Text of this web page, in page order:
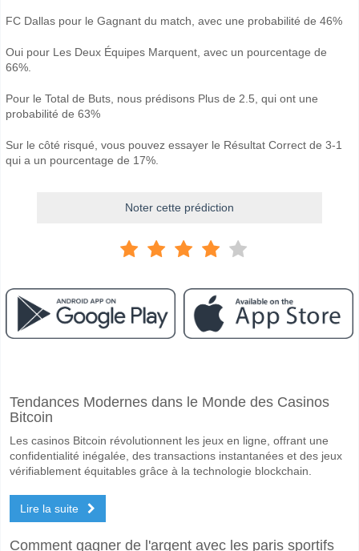
FC Dallas pour le Gagnant du match, avec une probabilité de 46%
Oui pour Les Deux Équipes Marquent, avec un pourcentage de
66%.
Pour le Total de Buts, nous prédisons Plus de 2.5, qui ont une
probabilité de 63%
Sur le côté risqué, vous pouvez essayer le Résultat Correct de 3-1
qui a un pourcentage de 17%.
Noter cette prédiction
Le match entre FC Dallas v Real Salt Lake 10 May 2026 01:30.
FC Dallas pour le Gagnant du match, avec une probabilité de 46%
Oui pour Les Deux Équipes Marquent, avec un pourcentage de 66%.
Quel sera le résultat correct attendu entre FC Dallas v
Tendances Modernes dans le Monde des Casinos
Bitcoin
Les casinos Bitcoin révolutionnent les jeux en ligne, offrant une
confidentialité inégalée, des transactions instantanées et des jeux
vérifiablement équitables grâce à la technologie blockchain.
Lire la suite
Comment gagner de l'argent avec les paris sportifs